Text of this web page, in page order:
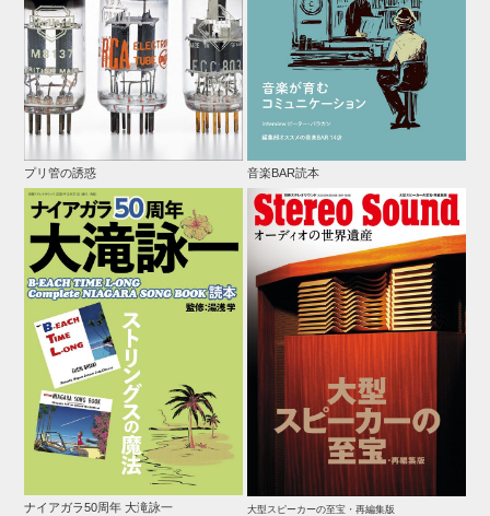
プリ管の誘惑 音楽BAR読本
ナイアガラ50周年 大滝詠一 大型スピーカーの至宝・再編集版